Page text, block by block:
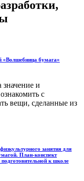
«Волшебница бумага»
и
с
вещи, сделанные из
занятия для
План-конспект
подготовительной к школе